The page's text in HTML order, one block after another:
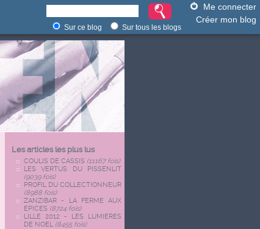
Me connecter
Créer mon blog
Sur ce blog Sur tous les blogs
Les articles les plus lus
COULIS DE CASSIS (11167 fois)
LES VERTUS DU PISSENLIT
(9039 fois)
PROFIL DU COLLECTIONNEUR
(8988 fois)
ZANZIBAR - LA FERME AUX
EPICES (8724 fois)
LILLE 2012 - LES LUMIERES
DE NOEL (8455 fois)